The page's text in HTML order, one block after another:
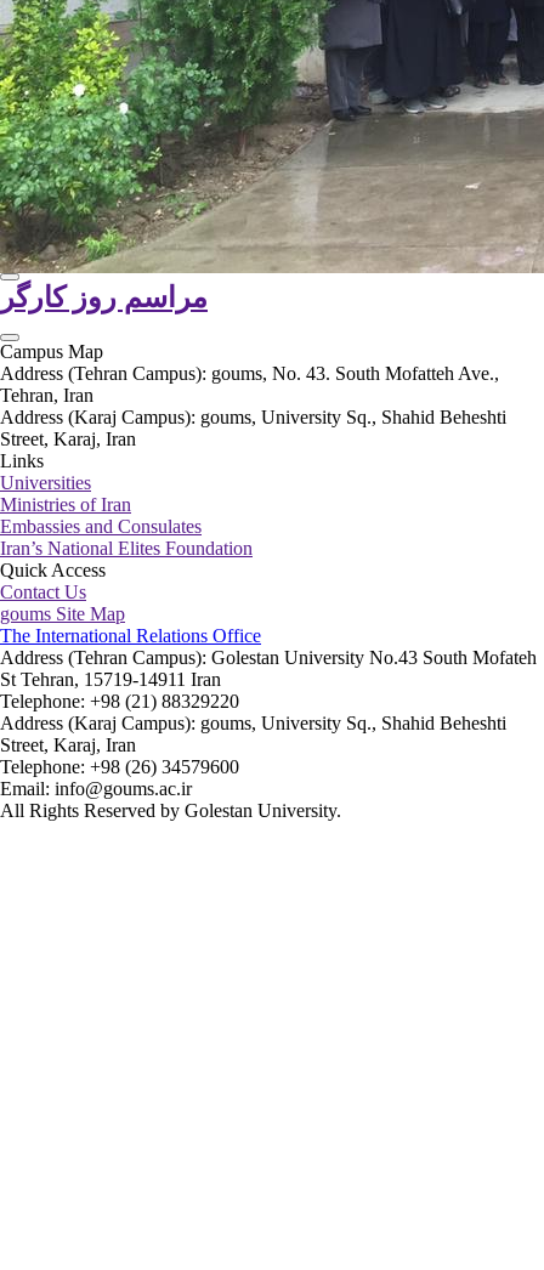
مراسم روز کارگر
Campus Map
Address (Tehran Campus): goums, No. 43. South Mofatteh Ave.,
Tehran, Iran
Address (Karaj Campus): goums, University Sq., Shahid Beheshti
Street, Karaj, Iran
Links
Universities
Ministries of Iran
Embassies and Consulates
Iran’s National Elites Foundation
Quick Access
Contact Us
goums Site Map
The International Relations Office
Address (Tehran Campus): Golestan University No.43 South Mofateh
St Tehran, 15719-14911 Iran
Telephone: +98 (21) 88329220
Address (Karaj Campus): goums, University Sq., Shahid Beheshti
Street, Karaj, Iran
Telephone: +98 (26) 34579600
Email: info@goums.ac.ir
All Rights Reserved by Golestan University.